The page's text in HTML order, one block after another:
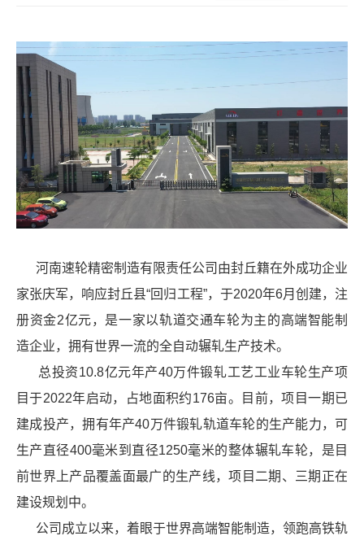
河南速轮精密制造有限责任公司由封丘籍在外成功企业
家张庆军，响应封丘县“回归工程”，于2020年6月创建，注
册资金2亿元，是一家以轨道交通车轮为主的高端智能制
造企业，拥有世界一流的全自动辗轧生产技术。
总投资10.8亿元年产40万件锻轧工艺工业车轮生产项
目于2022年启动，占地面积约176亩。目前，项目一期已
建成投产，拥有年产40万件锻轧轨道车轮的生产能力，可
生产直径400毫米到直径1250毫米的整体辗轧车轮，是目
前世界上产品覆盖面最广的生产线，项目二期、三期正在
建设规划中。
公司成立以来，着眼于世界高端智能制造，领跑高铁轨